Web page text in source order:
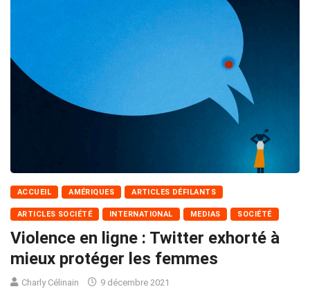
ACCUEIL AMÉRIQUES ARTICLES DÉFILANTS
ARTICLES SOCIÉTÉ INTERNATIONAL MEDIAS SOCIÉTÉ
Violence en ligne : Twitter exhorté à
mieux protéger les femmes
Charly Célinain 9 décembre 2021